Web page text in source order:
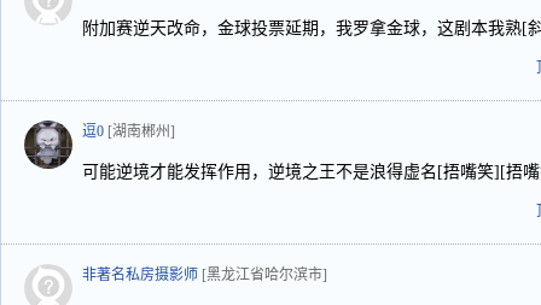
附加赛逆天改命，金球投票延期，我罗拿金球，这剧本我熟[
逗0 [湖南郴州]
可能逆境才能发挥作用，逆境之王不是浪得虚名[捂嘴笑][捂
非著名私房摄影师 [黑龙江省哈尔滨市]